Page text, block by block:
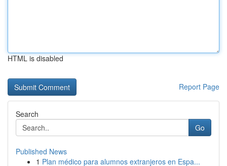
HTML is disabled
Report Page
Search
Go
Published News
1 Plan médico para alumnos extranjeros en Espa...